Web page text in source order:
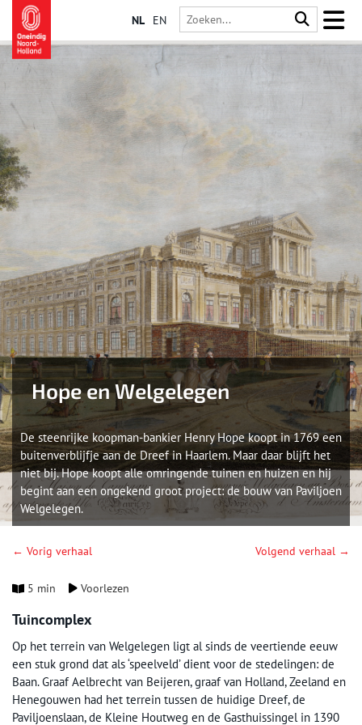
NL EN
Hope en Welgelegen
De steenrijke koopman-bankier Henry Hope koopt in 1769 een
buitenverblijfje aan de Dreef in Haarlem. Maar daar blijft het
niet bij. Hope koopt alle omringende tuinen en huizen en hij
begint aan een ongekend groot project: de bouw van Paviljoen
Welgelegen.
← Vorig verhaal Volgend verhaal →
5 min Voorlezen
Tuincomplex
Op het terrein van Welgelegen ligt al sinds de veertiende eeuw
een stuk grond dat als ‘speelveld’ dient voor de stedelingen: de
Baan. Graaf Aelbrecht van Beijeren, graaf van Holland, Zeeland en
Henegouwen had het terrein tussen de huidige Dreef, de
Paviljoenslaan, de Kleine Houtweg en de Gasthuissingel in 1390